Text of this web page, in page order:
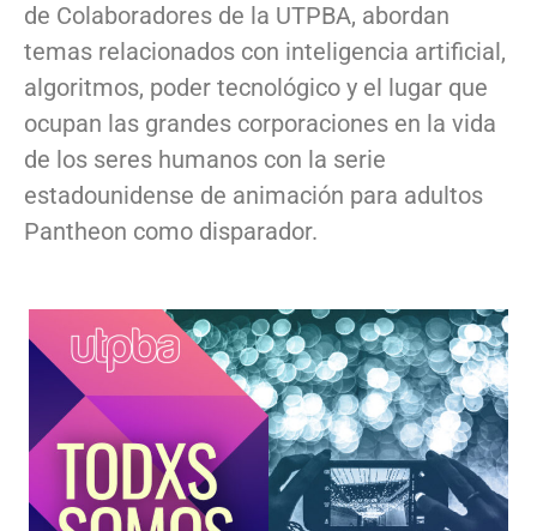
de Colaboradores de la UTPBA, abordan
temas relacionados con inteligencia artificial,
algoritmos, poder tecnológico y el lugar que
ocupan las grandes corporaciones en la vida
de los seres humanos con la serie
estadounidense de animación para adultos
Pantheon como disparador.